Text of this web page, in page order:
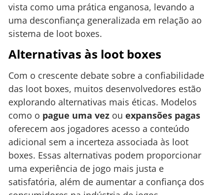
vista como uma prática enganosa, levando a
uma desconfiança generalizada em relação ao
sistema de loot boxes.
Alternativas às loot boxes
Com o crescente debate sobre a confiabilidade
das loot boxes, muitos desenvolvedores estão
explorando alternativas mais éticas. Modelos
como o pague uma vez ou expansões pagas
oferecem aos jogadores acesso a conteúdo
adicional sem a incerteza associada às loot
boxes. Essas alternativas podem proporcionar
uma experiência de jogo mais justa e
satisfatória, além de aumentar a confiança dos